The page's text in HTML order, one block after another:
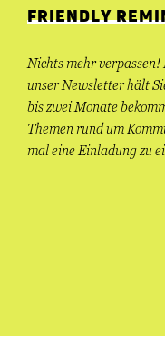
FRIENDLY
Nichts mehr
unser Newsletter hält
bis zwei Monate
Themen rund um
mal eine Einladung zu